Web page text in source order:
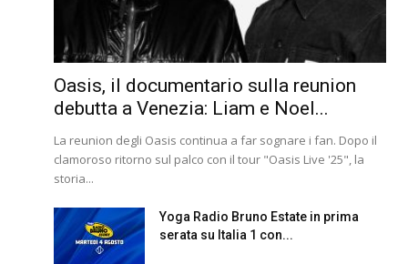
Oasis, il documentario sulla reunion
debutta a Venezia: Liam e Noel...
La reunion degli Oasis continua a far sognare i fan. Dopo il
clamoroso ritorno sul palco con il tour "Oasis Live '25", la
storia...
Yoga Radio Bruno Estate in prima
serata su Italia 1 con...